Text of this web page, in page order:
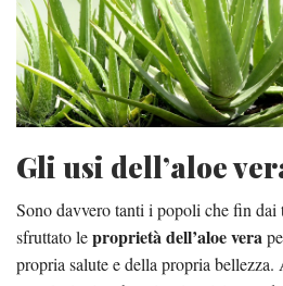
Gli usi dell’aloe
Sono davvero tanti i popoli che fin
sfruttato leproprietà dell’aloe vera
propria salute e della propria bellezza.